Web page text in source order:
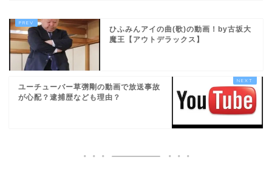
ひふみんアイの曲(歌)の動画！by古坂大
魔王【アウトデラックス】
ユーチューバー草彅剛の動画で放送事故
が心配？逮捕歴なども理由？